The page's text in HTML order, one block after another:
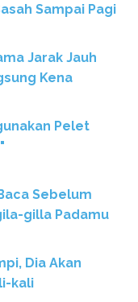
Sampai Pagi
Jarak Jauh
Kena
Pelet
Sebelum
gilla Padamu
Dia Akan
kali